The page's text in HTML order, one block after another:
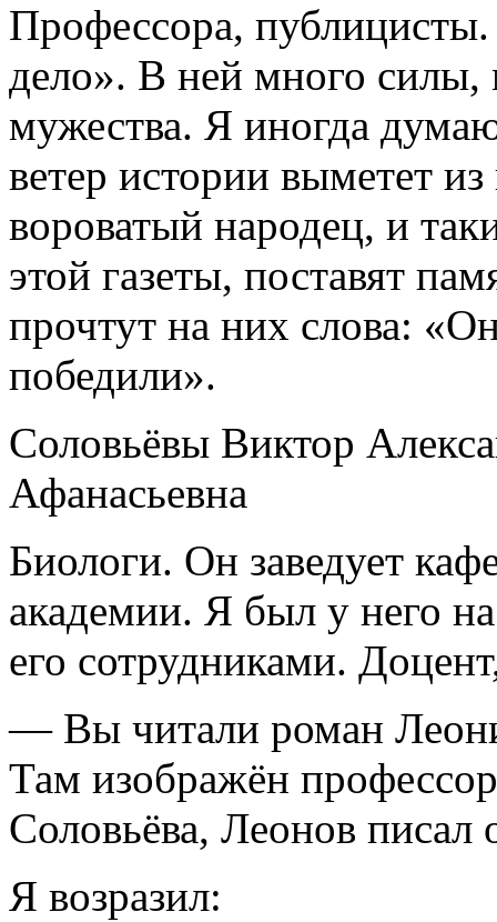
Профессора, публицисты.
дело». В ней много
мужества. Я иногда
ветер истории выметет
вороватый народец, и
этой газеты, поставят
прочтут на них слова:
победили».
Соловьёвы Виктор
Афанасьевна
Биологи. Он заведует
академии. Я был у него
его сотрудниками.
— Вы читали роман
Там изображён
Соловьёва, Леонов писал
Я возразил: